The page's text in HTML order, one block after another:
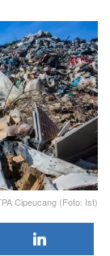
Cipeucang (Foto: Ist)